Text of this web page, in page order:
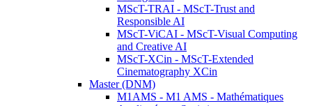
MScT-TRAI - MScT-Trust and
Responsible AI
MScT-ViCAI - MScT-Visual Computing
and Creative AI
MScT-XCin - MScT-Extended
Cinematography XCin
Master (DNM)
M1AMS - M1 AMS - Mathématiques